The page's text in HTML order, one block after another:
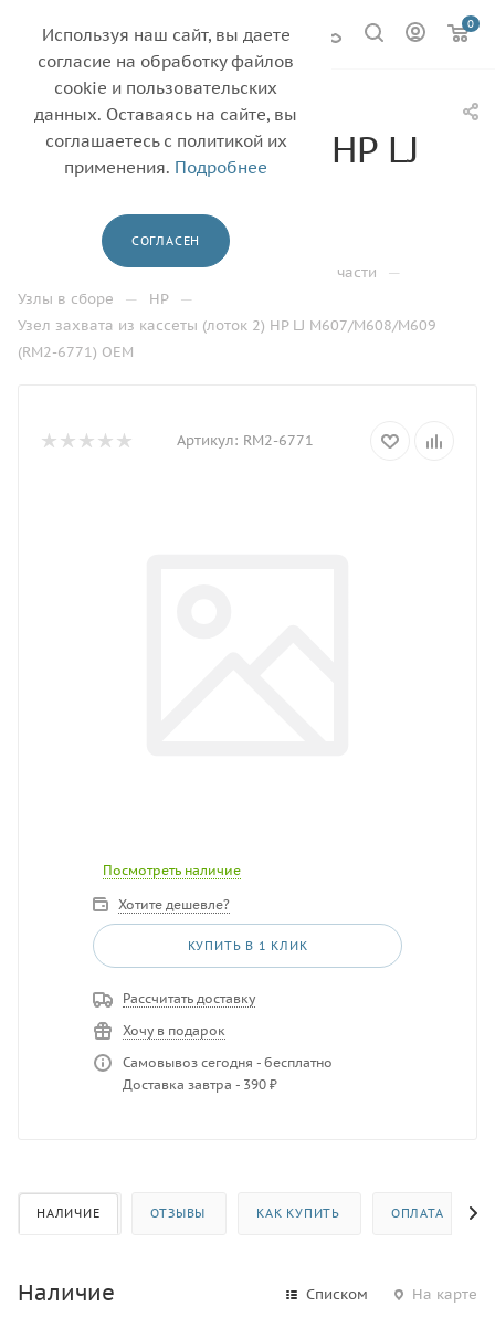
0
Узел захвата из
кассеты (лоток 2) HP LJ
M607/M608/M609
(RM2-6771) OEM
Каталог — Другие запасные части —
Узлы в сборе — HP —
Узел захвата из кассеты (лоток 2) HP LJ M607/M608/M609
(RM2-6771) OEM
Артикул: RM2-6771
Посмотреть наличие
Хотите дешевле?
КУПИТЬ В 1 КЛИК
Рассчитать доставку
Хочу в подарок
Самовывоз сегодня - бесплатно
Доставка завтра - 390 ₽
НАЛИЧИЕ ОТЗЫВЫ КАК КУПИТЬ ОПЛАТА
Наличие Списком На карте
Используя наш сайт, вы даете
согласие на обработку файлов
cookie и пользовательских
данных. Оставаясь на сайте, вы
соглашаетесь с политикой их
применения. Подробнее
СОГЛАСЕН